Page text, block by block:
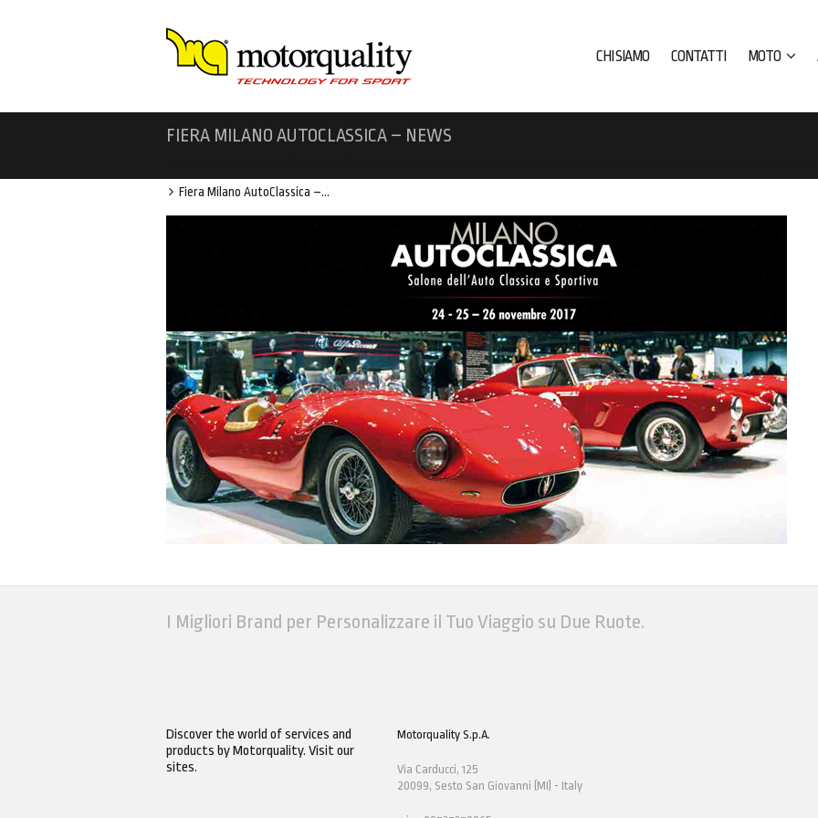
CHI SIAMO CONTATTI MOTO
FIERA MILANO AUTOCLASSICA – NEWS
Fiera Milano AutoClassica –…
I Migliori Brand per Personalizzare il Tuo Viaggio su Due Ruote.
Discover the world of services and
products by Motorquality. Visit our
sites.
Motorquality S.p.A.
Via Carducci, 125
20099, Sesto San Giovanni (MI) - Italy